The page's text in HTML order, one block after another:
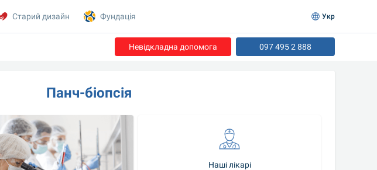
Невідкладна допомога 097 495 2 888
Панч-біопсія
Наші лікарі
Старий дизайн Фундація Укр